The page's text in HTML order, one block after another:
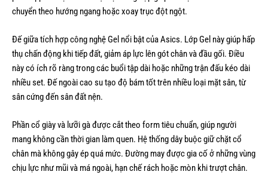
chuyển theo hướng ngang hoặc xoay trục đột ngột.
Đế giữa tích hợp công nghệ Gel nổi bật của Asics. Lớp Gel này giúp hấp
thụ chấn động khi tiếp đất, giảm áp lực lên gót chân và đầu gối. Điều
này có ích rõ ràng trong các buổi tập dài hoặc những trận đấu kéo dài
nhiều set. Đế ngoài cao su tạo độ bám tốt trên nhiều loại mặt sân, từ
sân cứng đến sân đất nện.
Phần cổ giày và lưỡi gà được cắt theo form tiêu chuẩn, giúp người
mang không cần thời gian làm quen. Hệ thống dây buộc giữ chặt cổ
chân mà không gây ép quá mức. Đường may được gia cố ở những vùng
chịu lực như mũi và má ngoài, hạn chế rách hoặc mòn khi trượt chân.